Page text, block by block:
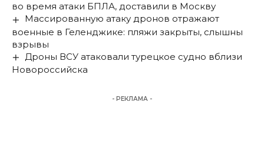
во время атаки БПЛА, доставили в Москву
Массированную атаку дронов отражают
военные в Геленджике: пляжи закрыты, слышны
взрывы
Дроны ВСУ атаковали турецкое судно вблизи
Новороссийска
- РЕКЛАМА -